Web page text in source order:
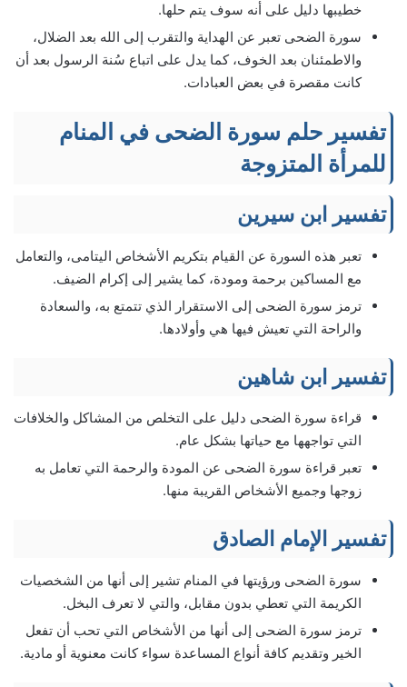
خطيبها دليل على أنه سوف يتم حلها.
سورة الضحى تعبر عن الهداية والتقرب إلى الله بعد الضلال،
والاطمئنان بعد الخوف، كما يدل على اتباع سُنة الرسول بعد أن
كانت مقصرة في بعض العبادات.
تفسير حلم سورة الضحى في المنام
للمرأة المتزوجة
تفسير ابن سيرين
تعبر هذه السورة عن القيام بتكريم الأشخاص اليتامى، والتعامل
مع المساكين برحمة ومودة، كما يشير إلى إكرام الضيف.
ترمز سورة الضحى إلى الاستقرار الذي تتمتع به، والسعادة
والراحة التي تعيش فيها هي وأولادها.
تفسير ابن شاهين
قراءة سورة الضحى دليل على التخلص من المشاكل والخلافات
التي تواجهها مع حياتها بشكل عام.
تعبر قراءة سورة الضحى عن المودة والرحمة التي تعامل به
زوجها وجميع الأشخاص القريبة منها.
تفسير الإمام الصادق
سورة الضحى ورؤيتها في المنام تشير إلى أنها من الشخصيات
الكريمة التي تعطي بدون مقابل، والتي لا تعرف البخل.
ترمز سورة الضحى إلى أنها من الأشخاص التي تحب أن تفعل
الخير وتقديم كافة أنواع المساعدة سواء كانت معنوية أو مادية.